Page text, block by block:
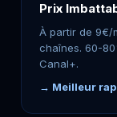
Prix
À partir de 9€/
chaînes. 60-
Canal+.
→ Meilleur